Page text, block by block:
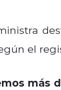
el
más